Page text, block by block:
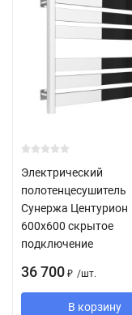
Электрический
полотенцесушитель
Сунержа Центурион
600х600 скрытое
подключение
36 700 ₽ /шт.
В корзину